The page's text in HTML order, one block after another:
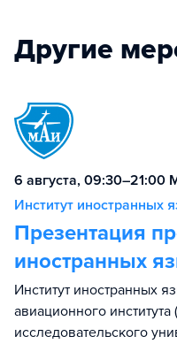
Другие
6 августа, 09:30–21:00
Институт иностранных
Презентация
иностранных
Институт иностранных
авиационного
исследовательского